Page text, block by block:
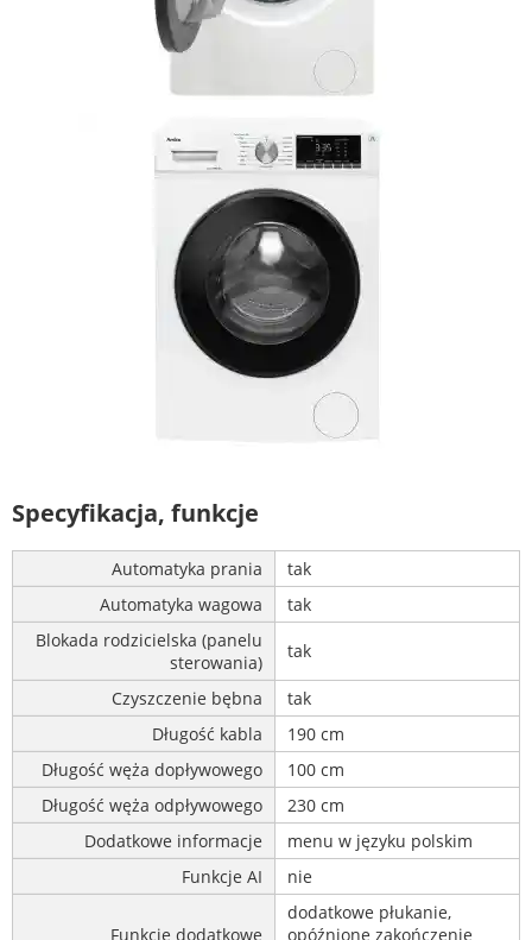
Specyfikacja, funkcje
Automatyka prania
tak
Automatyka wagowa
tak
Blokada rodzicielska (panelu
sterowania)
tak
Czyszczenie bębna
tak
Długość kabla
190 cm
Długość węża dopływowego
100 cm
Długość węża odpływowego
230 cm
Dodatkowe informacje
menu w języku polskim
Funkcje AI
nie
Funkcje dodatkowe
dodatkowe płukanie,
opóźnione zakończenie